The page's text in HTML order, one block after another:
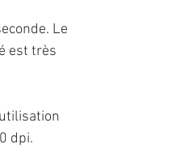
Le
est très
dpi.